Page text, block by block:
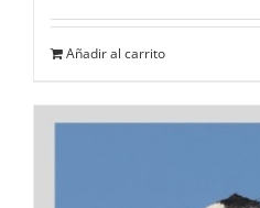
Añadir al carrito